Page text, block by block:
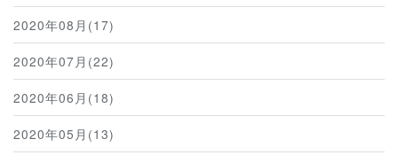
2020年08月(17)
2020年07月(22)
2020年06月(18)
2020年05月(13)